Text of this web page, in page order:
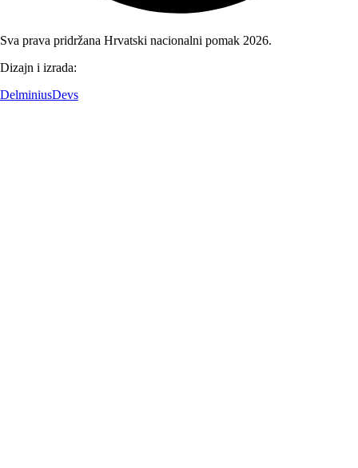
Sva prava pridržana Hrvatski nacionalni pomak 2026.
Dizajn i izrada:
DelminiusDevs